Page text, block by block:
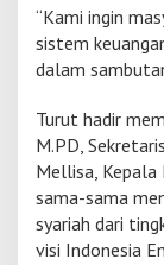
“Kami ingin
sistem
dalam
Turut hadir
M.PD,
Mellisa, Kepala
sama-sama
syariah dari
visi Indonesia